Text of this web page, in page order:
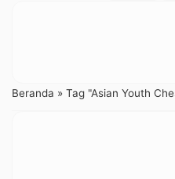
Beranda » Tag "Asian Youth